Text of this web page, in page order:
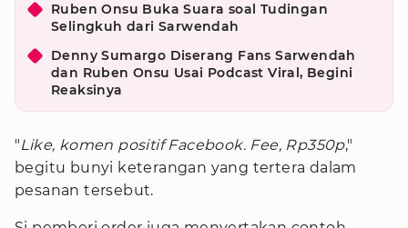
Ruben Onsu Buka Suara soal Tudingan
Selingkuh dari Sarwendah
Denny Sumargo Diserang Fans Sarwendah
dan Ruben Onsu Usai Podcast Viral, Begini
Reaksinya
"Like, komen positif Facebook. Fee, Rp350p,"
begitu bunyi keterangan yang tertera dalam
pesanan tersebut.